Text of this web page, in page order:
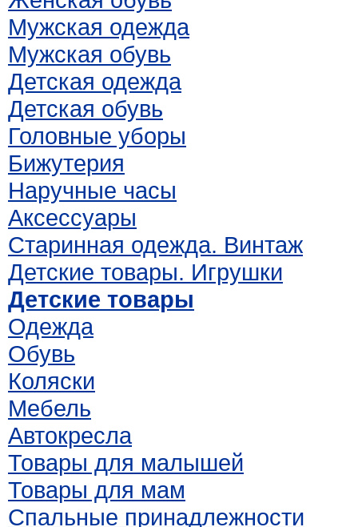
Мужская одежда
Мужская обувь
Детская одежда
Детская обувь
Головные уборы
Бижутерия
Наручные часы
Аксессуары
Старинная одежда. Винтаж
Детские товары. Игрушки
Детские товары
Одежда
Обувь
Коляски
Мебель
Автокресла
Товары для малышей
Товары для мам
Спальные принадлежности